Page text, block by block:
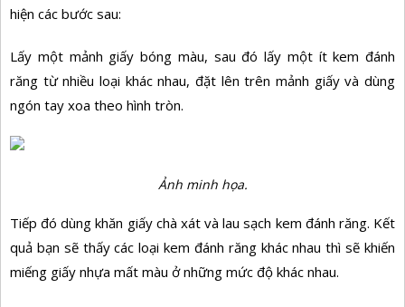
hiện các bước sau:
Lấy một mảnh giấy bóng màu, sau đó lấy một ít kem đánh
răng từ nhiều loại khác nhau, đặt lên trên mảnh giấy và dùng
ngón tay xoa theo hình tròn.
Ảnh minh họa.
Tiếp đó dùng khăn giấy chà xát và lau sạch kem đánh răng. Kết
quả bạn sẽ thấy các loại kem đánh răng khác nhau thì sẽ khiến
miếng giấy nhựa mất màu ở những mức độ khác nhau.